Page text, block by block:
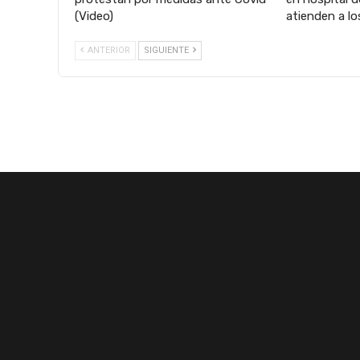
(Video)
atienden a
ANTERIOR SIGUIENTE